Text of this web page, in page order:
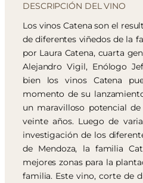
DESCRIPCIÓN DEL VINO
Los vinos Catena son el
de diferentes viñedos de la
por Laura Catena, cuarta
Alejandro Vigil, Enólogo
bien los vinos Catena
momento de su
un maravilloso potencial
veinte años. Luego de
investigación de los
de Mendoza, la familia
mejores zonas para la
familia. Este vino, corte de